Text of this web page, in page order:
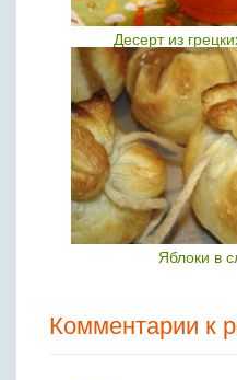
Десерт из
Яблоки в
Комментарии к